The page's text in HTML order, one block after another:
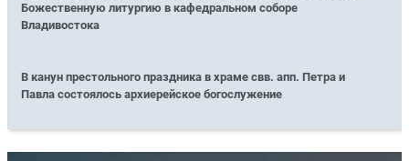
Божественную литургию в кафедральном соборе
Владивостока
В канун престольного праздника в храме свв. апп. Петра и
Павла состоялось архиерейское богослужение